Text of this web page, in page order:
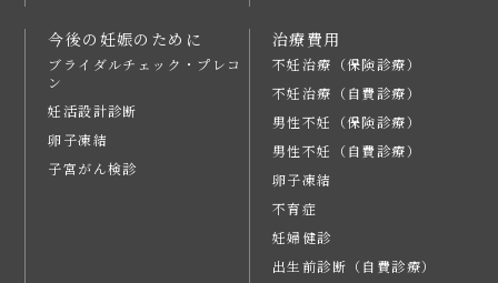
今後の妊娠のために
ブライダルチェック・プレコ
ン
妊活設計診断
卵子凍結
子宮がん検診
治療費用
不妊治療（保険診療）
不妊治療（自費診療）
男性不妊（保険診療）
男性不妊（自費診療）
卵子凍結
不育症
妊婦健診
出生前診断（自費診療）